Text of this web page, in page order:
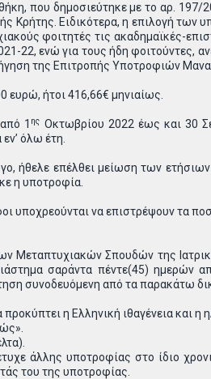
που δημοσιεύτηκε με το αρ.
Κρήτης. Ειδικότερα, η επιλογή
φοιτητές τις ακαδημαϊκές-
22, ενώ για τους ήδη
της Επιτροπής Υποτροφιών
ευρώ, ήτοι 416,66€ μηνιαίως.
1 ης Οκτωβρίου 2022 έως και 30
όλω έτη.
ήθελε επέλθει μείωση των
η υποτροφία.
υποχρεούνται να επιστρέψουν τα
Μεταπτυχιακών Σπουδών της
σαράντα πέντε(45) ημερών
συνοδευόμενη από τα παρακάτω
η Ελληνική ιθαγένεια και η
άλλης υποτροφίας στο ίδιο
του της υποτροφίας.